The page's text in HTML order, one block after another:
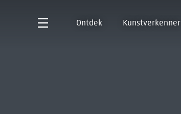
Ontdek Kunstverkenner